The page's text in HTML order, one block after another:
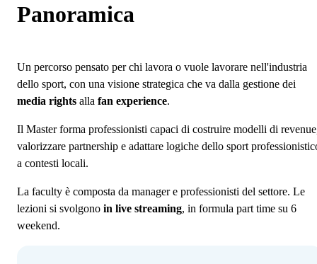
Programma
Docenti
Borse di studio e finanziamenti
Open Day
Domande frequenti
Panoramica
Un percorso pensato per chi lavora o vuole lavorare nell'industria
dello sport, con una visione strategica che va dalla gestione dei
media rights alla fan experience.
Il Master forma professionisti capaci di costruire modelli di
valorizzare partnership e adattare logiche dello sport
a contesti locali.
La faculty è composta da manager e professionisti del settore. Le
lezioni si svolgono in live streaming, in formula part time su 6
weekend.